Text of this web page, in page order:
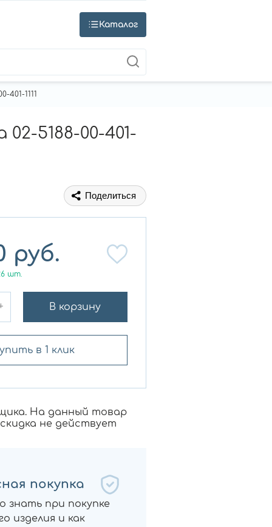
Каталог
1111
5188-00-401-
Поделиться
руб.
шт.
В корзину
в 1 клик
На данный товар
не действует
покупка
знать при покупке
изделия и как